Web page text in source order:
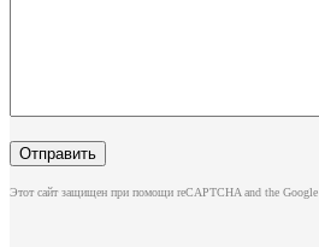
Этот сайт защищен при помощи reCAPTCHA and the Google